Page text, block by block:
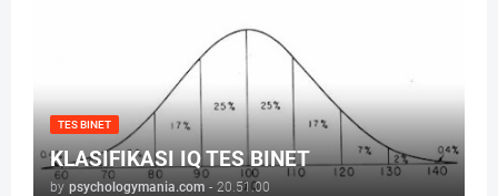
TES BINET
KLASIFIKASI IQ TES BINET
by psychologymania.com - 20.51.00